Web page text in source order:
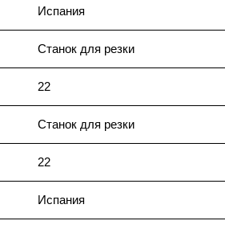
Испания
Станок для резки
22
Станок для резки
22
Испания